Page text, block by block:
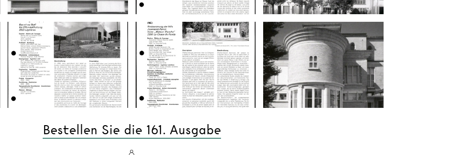
Bestellen Sie die 161. Ausgabe